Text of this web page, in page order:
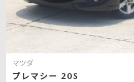
マツダ
プレマシー 20S